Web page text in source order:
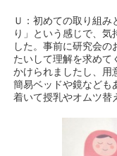
Ｕ：初めての取り組
り」という感じで、気
した。事前に研究会の
たいして理解を求めて
かけられましたし、用
簡易ベッドや鏡なども
着いて授乳やオムツ替